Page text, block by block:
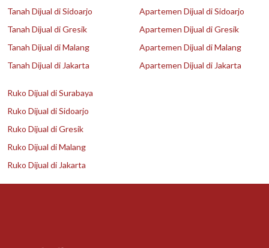
Tanah Dijual di Sidoarjo
Tanah Dijual di Gresik
Tanah Dijual di Malang
Tanah Dijual di Jakarta
Apartemen Dijual di Sidoarjo
Apartemen Dijual di Gresik
Apartemen Dijual di Malang
Apartemen Dijual di Jakarta
Ruko Dijual di Surabaya
Ruko Dijual di Sidoarjo
Ruko Dijual di Gresik
Ruko Dijual di Malang
Ruko Dijual di Jakarta